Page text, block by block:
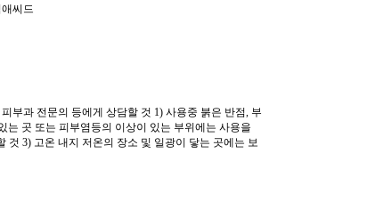
씨드
부과 전문의 등에게 상담할 것 1) 사용중 붉은 반점, 부
는 곳 또는 피부염등의 이상이 있는 부위에는 사용을
것 3) 고온 내지 저온의 장소 및 일광이 닿는 곳에는 보